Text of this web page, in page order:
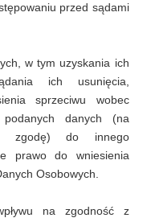
przed sądami
w tym uzyskania ich
ich usunięcia,
sprzeciwu wobec
podanych danych (na
zgodę) do innego
prawo do wniesienia
Osobowych.
na zgodność z